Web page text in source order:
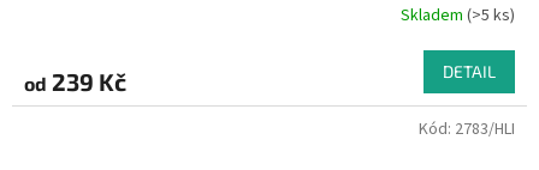
Skladem (>5 ks)
od 239 Kč DETAIL
Kód: 2783/HLI